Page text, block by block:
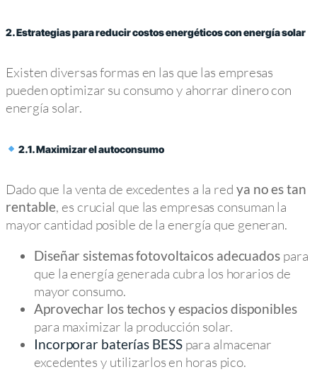
2. Estrategias para reducir costos energéticos con energía solar
Existen diversas formas en las que las empresas
pueden optimizar su consumo y ahorrar dinero con
energía solar.
2.1. Maximizar el autoconsumo
Dado que la venta de excedentes a la red ya no es tan
rentable, es crucial que las empresas consuman la
mayor cantidad posible de la energía que generan.
Diseñar sistemas fotovoltaicos adecuados para
que la energía generada cubra los horarios de
mayor consumo.
Aprovechar los techos y espacios disponibles
para maximizar la producción solar.
Incorporar baterías BESSpara almacenar
excedentes y utilizarlos en horas pico.